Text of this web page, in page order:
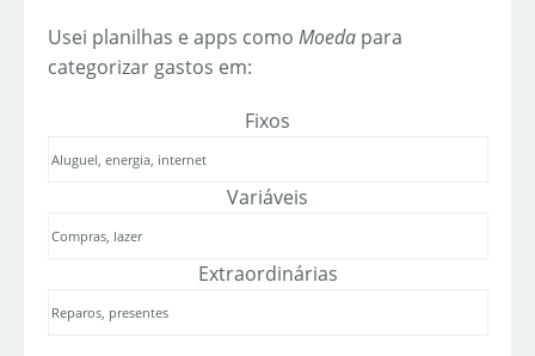
Usei planilhas e apps como Moeda para
categorizar gastos em:
Fixos
Aluguel, energia, internet
Variáveis
Compras, lazer
Extraordinárias
Reparos, presentes